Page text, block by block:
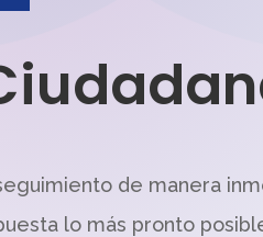
de manera
lo más pronto